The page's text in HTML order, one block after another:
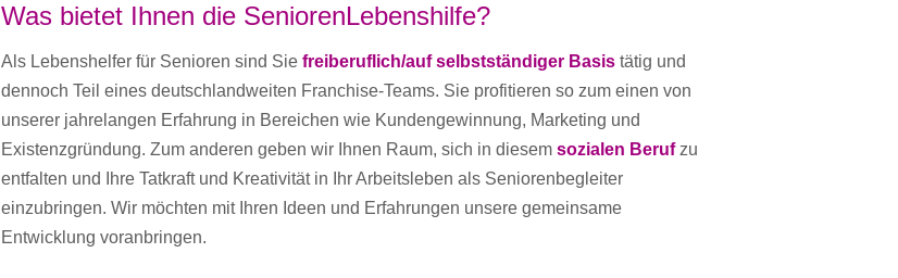
Was bietet Ihnen die SeniorenLebenshilfe?
Als Lebenshelfer für Senioren sind Sie freiberuflich/auf selbstständiger Basistätig und
dennoch Teil eines deutschlandweiten Franchise-Teams. Sie profitieren so zum einen von
unserer jahrelangen Erfahrung in Bereichen wie Kundengewinnung, Marketing und
Existenzgründung. Zum anderen geben wir Ihnen Raum, sich in diesem sozialen Berufzu
entfalten und Ihre Tatkraft und Kreativität in Ihr Arbeitsleben als Seniorenbegleiter
einzubringen. Wir möchten mit Ihren Ideen und Erfahrungen unsere gemeinsame
Entwicklung voranbringen.